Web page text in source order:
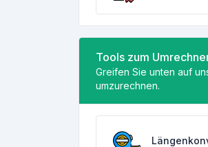
Tools zum
Greifen Sie unten auf
umzurechnen.